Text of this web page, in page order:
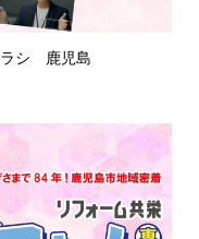
ラシ 鹿児島